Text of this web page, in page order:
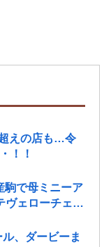
えの店も…令
！！
駒で母ミニーア
ヴェローチェの
ル、ダービーま